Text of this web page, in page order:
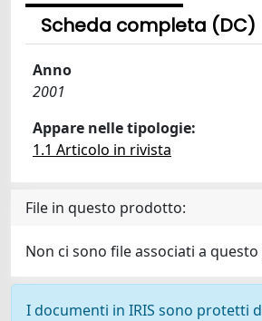
Scheda completa (DC)
Anno
2001
Appare nelle tipologie:
1.1 Articolo in rivista
File in questo prodotto:
Non ci sono file associati a
I documenti in IRIS sono protetti